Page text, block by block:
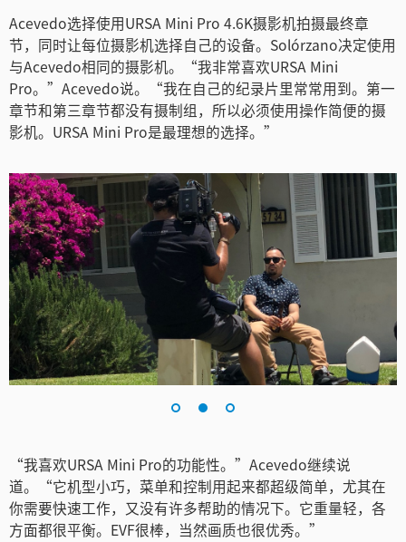
Spain
Sweden
中华台北
UAE
Ukraine
United Kingdom
United States
Acevedo选择使用URSA Mini Pro 4.6K摄影机拍摄最终章
节，同时让每位摄影机选择自己的设备。Solórzano决定使用
与Acevedo相同的摄影机。“我非常喜欢URSA Mini
Pro。”Acevedo说。“我在自己的纪录片里常常用到。第一
章节和第三章节都没有摄制组，所以必须使用操作简便的摄
影机。URSA Mini Pro是最理想的选择。”
“我喜欢URSA Mini Pro的功能性。”Acevedo继续说
道。“它机型小巧，菜单和控制用起来都超级简单，尤其在
你需要快速工作，又没有许多帮助的情况下。它重量轻，各
方面都很平衡。EVF很棒，当然画质也很优秀。”